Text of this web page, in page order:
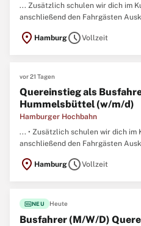
... Zusätzlich schulen wir dich im
anschließend den Fahrgästen
Führerschein der Klasse B mit
location_on HamburgscheduleVollzeit
vor 21 Tagen
Quereinstieg als
Hummelsbüttel (w/m/d)
Hamburger Hochbahn
... • Zusätzlich schulen wir dich im
anschließend den Fahrgästen
Anschlussverbindungen geben
mit • Einen EU-Führerschein der
location_on HamburgscheduleVollzeit
fiber_newNEU Heute
Busfahrer (M/W/D)